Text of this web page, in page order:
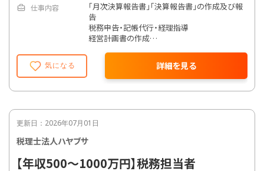
気になる 詳細を見る
仕事内容
「月次決算報告書」「決算報告書」の作成及び報
告
税務申告・記帳代行・経理指導
経営計画書の作成
財務コンサルティング
更新日：2026年07月01日
税理士法人ハヤブサ
【年収500～1000万円】税務担当者